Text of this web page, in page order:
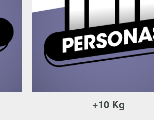
+10 Kg
en nuestros sistemas. Por
de cliente, mantener activa tu sesión
cualquier problema técnico que
tu navegador para bloquear o
pueden verse afectadas. Estas